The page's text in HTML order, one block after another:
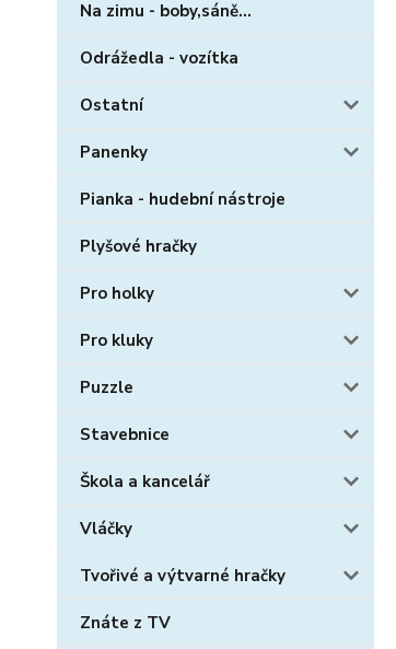
Na zimu - boby,sáně...
Odrážedla - vozítka
Ostatní
Panenky
Pianka - hudební nástroje
Plyšové hračky
Pro holky
Pro kluky
Puzzle
Stavebnice
Škola a kancelář
Vláčky
Tvořivé a výtvarné hračky
Znáte z TV